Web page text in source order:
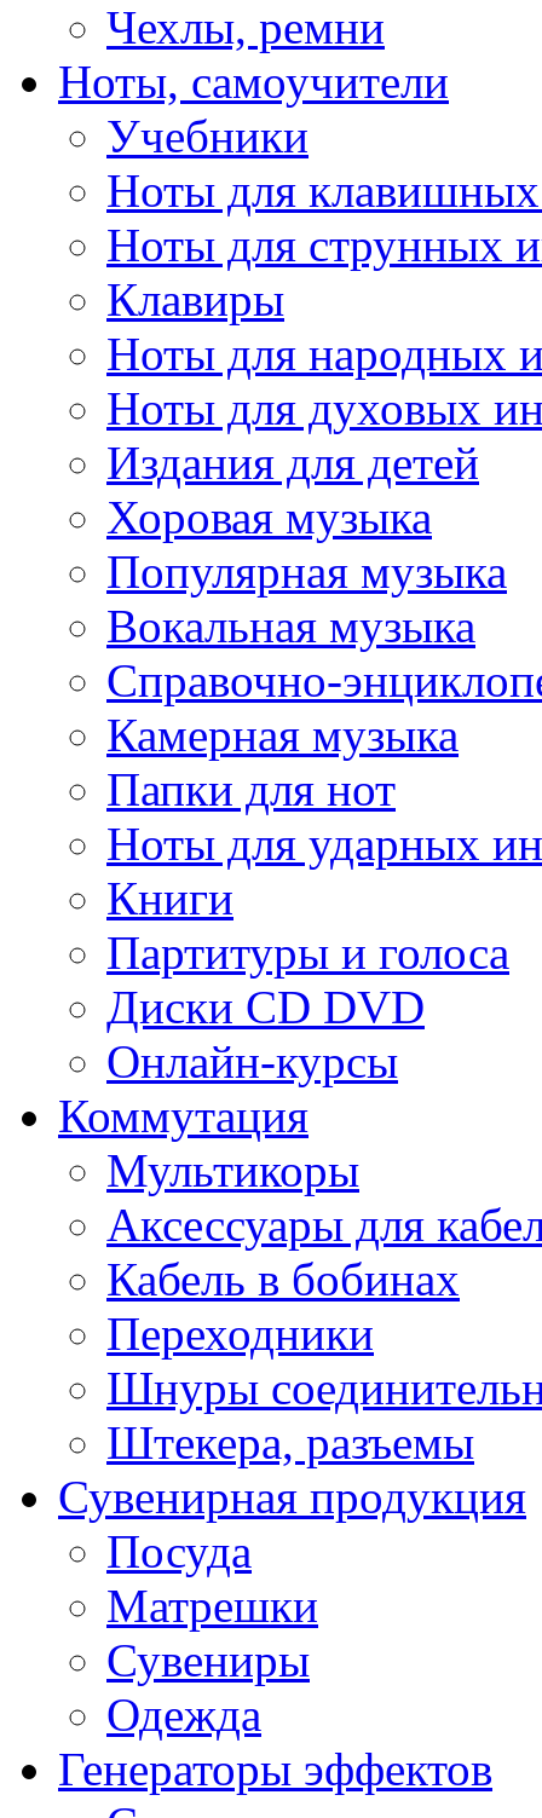
Чехлы, ремни
Ноты, самоучители
Учебники
Ноты для клавишных
Ноты для струнных
Клавиры
Ноты для народных
Ноты для духовых
Издания для детей
Хоровая музыка
Популярная музыка
Вокальная музыка
Справочно-
Камерная музыка
Папки для нот
Ноты для ударных
Книги
Партитуры и голоса
Диски CD DVD
Онлайн-курсы
Коммутация
Мультикоры
Аксессуары для
Кабель в бобинах
Переходники
Шнуры
Штекера, разъемы
Сувенирная продукция
Посуда
Матрешки
Сувениры
Одежда
Генераторы эффектов